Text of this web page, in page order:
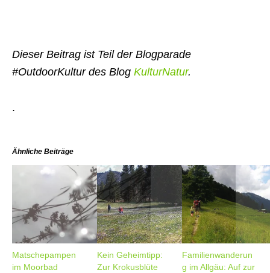
Dieser Beitrag ist Teil der Blogparade
#OutdoorKultur des Blog KulturNatur.
.
Ähnliche Beiträge
Matschepampen
im Moorbad
Kein Geheimtipp:
Zur Krokusblüte
Familienwanderun
g im Allgäu: Auf zur